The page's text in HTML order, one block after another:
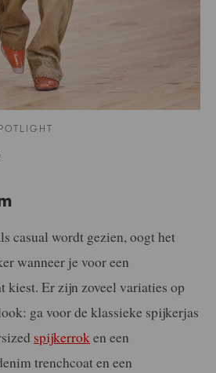
casual wordt gezien, oogt het
wanneer je voor een
kiest. Er zijn zoveel variaties op
ga voor de klassieke spijkerjas
spijkerroken een
trenchcoat en een